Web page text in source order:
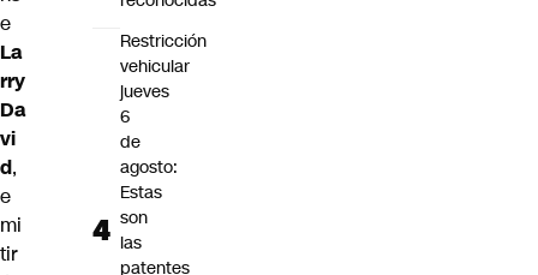
e
La
rry
Da
vi
d,
e
mi
tir
Restricción
vehicular
jueves
6
de
agosto:
Estas
son
las
patentes